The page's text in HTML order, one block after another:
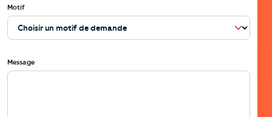
Motif
Message